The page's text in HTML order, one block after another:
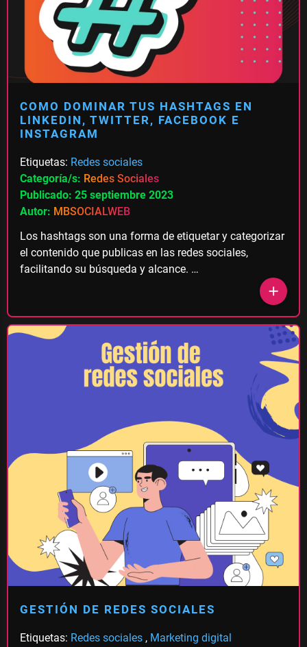
COMO DOMINAR TUS HASHTAGS EN
LINKEDIN, TWITTER, FACEBOOK E
INSTAGRAM
Etiquetas: Redes sociales
Categoría/s: Redes Sociales
Publicado: 25 septiembre 2023
Autor: MBSOCIALWEB
Los hashtags son una forma de etiquetar y categorizar
el contenido que publicas en las redes sociales,
facilitando su búsqueda y alcance. …
add
GESTIÓN DE REDES SOCIALES
Etiquetas: Redes sociales, Marketing digital